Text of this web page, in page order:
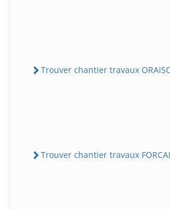
Trouver chantier travaux
Trouver chantier travaux